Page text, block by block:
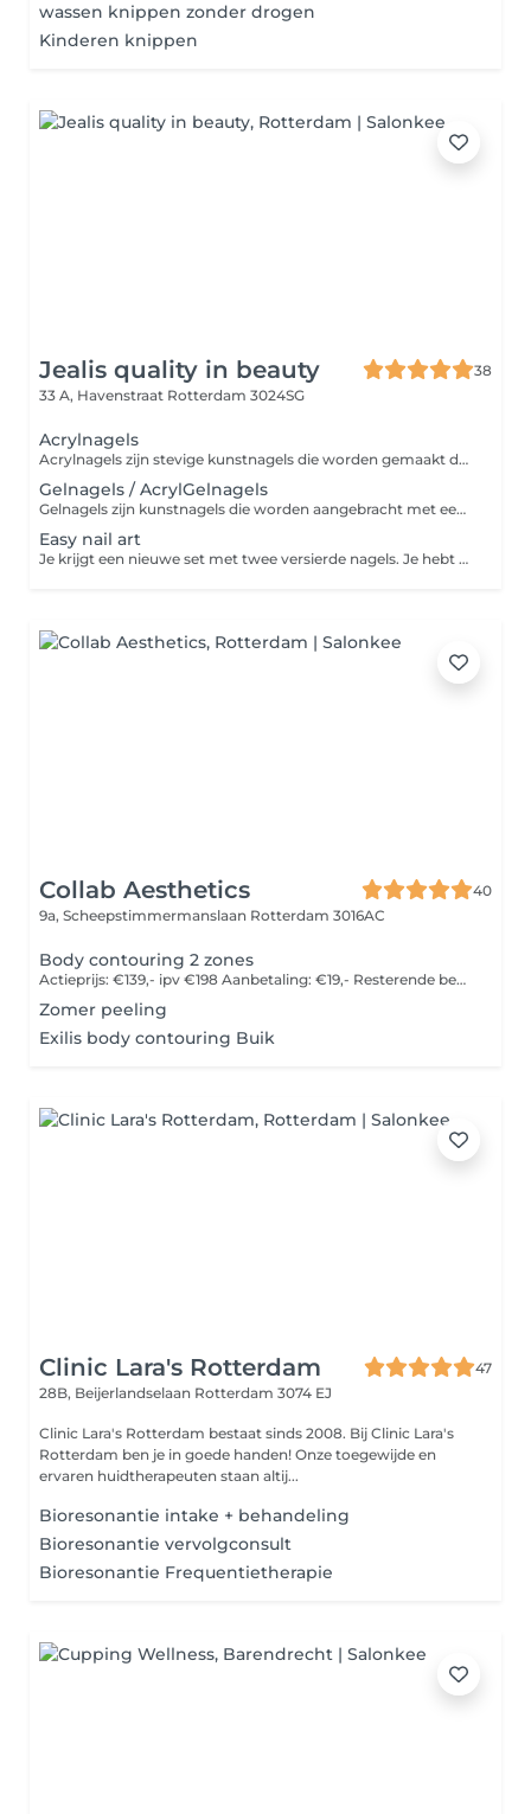
wassen knippen zonder drogen
Kinderen knippen
Jealis quality in beauty
38
33 A, Havenstraat Rotterdam 3024SG
Acrylnagels
Acrylnagels zijn stevige kunstnagels die worden gemaakt door acrylpoeder en vloeistof te mengen, waarna het uithardt tot een harde, duurzame laag. Ze zijn ideaal voor het verlengen of verstevigen van je natuurlijke nagels en bieden een langdurige, verzorgde look. Perfect voor wie van sterke, stijlvolle nagels houdt!
Gelnagels / AcrylGelnagels
Gelnagels zijn kunstnagels die worden aangebracht met een flexibele gel, uitgehard onder een UV- of LED-lamp. Ze versterken je natuurlijke nagels, zijn duurzaam en bieden een gladde, glanzende afwerking. Ideaal voor wie langdurig mooie, verzorgde nagels wil zonder snel te beschadigen. Kies in het menu de juiste lengte van jouw nagels. Kort/medium staat voor een lengte tot een halve tip. Wil je een lengte van een halve tip of meer? Kies dan voor de lange lengte.
Easy nail art
Je krijgt een nieuwe set met twee versierde nagels. Je hebt keuze uit 2 nagels met swirl design, twee nagels met een aantal steentjes, 2 grote metalen versieringen, verschillende soorten stickers of marble. Kies in het menu de juiste lengte van jouw nagels. Kort/medium staat voor een lengte tot een halve tip. Wil je een lengte van een halve tip of meer? Kies dan voor de lange lengte.
Collab Aesthetics
40
9a, Scheepstimmermanslaan Rotterdam 3016AC
Body contouring 2 zones
Actieprijs: €139,- ipv €198 Aanbetaling: €19,- Resterende bedrag €120,- afrekenen in de salon
Zomer peeling
Exilis body contouring Buik
Clinic Lara's Rotterdam
47
28B, Beijerlandselaan Rotterdam 3074 EJ
Clinic Lara's Rotterdam bestaat sinds 2008. Bij Clinic Lara's
Rotterdam ben je in goede handen! Onze toegewijde en
ervaren huidtherapeuten staan altij...
Bioresonantie intake + behandeling
Bioresonantie vervolgconsult
Bioresonantie Frequentietherapie